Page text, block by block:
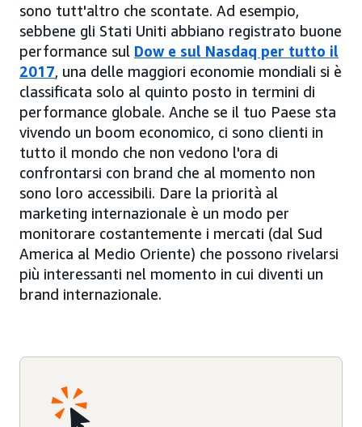
sono tutt'altro che scontate. Ad esempio,
sebbene gli Stati Uniti abbiano registrato buone
performance sul Dow e sul Nasdaq per tutto il
2017, una delle maggiori economie mondiali si è
classificata solo al quinto posto in termini di
performance globale. Anche se il tuo Paese sta
vivendo un boom economico, ci sono clienti in
tutto il mondo che non vedono l'ora di
confrontarsi con brand che al momento non
sono loro accessibili. Dare la priorità al
marketing internazionale è un modo per
monitorare costantemente i mercati (dal Sud
America al Medio Oriente) che possono rivelarsi
più interessanti nel momento in cui diventi un
brand internazionale.